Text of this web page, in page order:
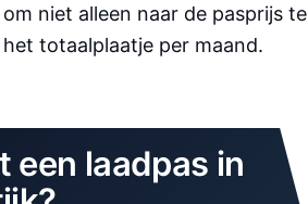
niet alleen naar de pasprijs te
totaalplaatje per maand.
een laadpas in